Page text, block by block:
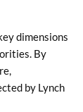
dimensions
By
by Lynch